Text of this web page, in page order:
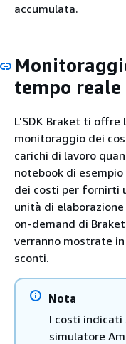
accumulata.
tempo reale
L'SDK Braket ti
monitoraggio dei
carichi di lavoro
notebook di
dei costi per fornirti
unità di
on-demand di
verranno mostrate
sconti.
Nota
I costi indicati
simulatore